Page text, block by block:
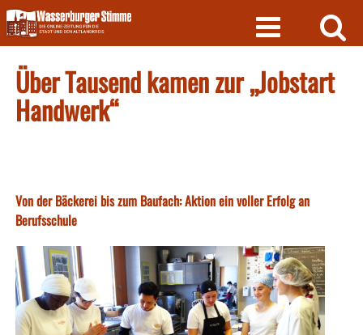
Skip
to
content
Über Tausend kamen zur „Jobstart
Handwerk“
Von der Bäckerei bis zum Baufach: Aktion ein voller Erfolg an
Berufsschule